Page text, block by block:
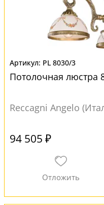
PL 8030/3
Потолочная люстра
Reccagni Angelo
94 505 ₽